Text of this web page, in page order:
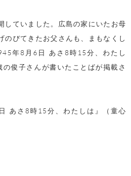
していました。広島の家にいたお母
のびてきたお父さんも、まもなくし
年8月6日 あさ8時15分、わたし
俊子さんが書いたことばが掲載さ
あさ8時15分、わたしは』（童心